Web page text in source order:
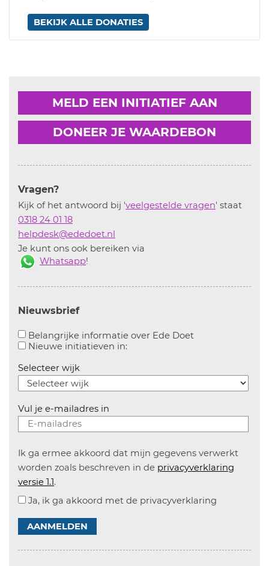
BEKIJK ALLE DONATIES
MELD EEN INITIATIEF AAN
DONEER JE WAARDEBON
Vragen?
Kijk of het antwoord bij 'veelgestelde vragen' staat
0318 24 01 18
helpdesk@ededoet.nl
Je kunt ons ook bereiken via
Whatsapp!
Nieuwsbrief
Belangrijke informatie over Ede Doet
Nieuwe initiatieven in:Aanvinken om informatie over
Selecteer wijk
Vul je e-mailadres in
Ik ga ermee akkoord dat mijn gegevens verwerkt
worden zoals beschreven in de privacyverklaring
versie 1.1.
Ja, ik ga akkoord met de privacyverklaring
AANMELDEN